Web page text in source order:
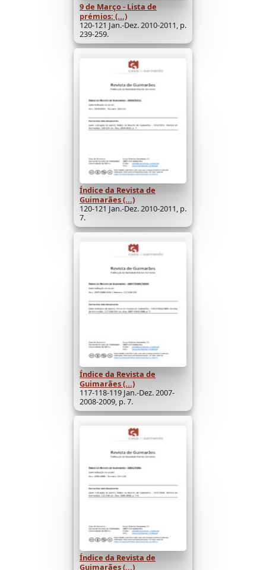
9 de Março - Lista de
prémios: (...)
120-121 Jan.-Dez. 2010-2011, p.
239-259.
Índice da Revista de
Guimarães (...)
120-121 Jan.-Dez. 2010-2011, p.
7.
Índice da Revista de
Guimarães (...)
117-118-119 Jan.-Dez. 2007-
2008-2009, p. 7.
Índice da Revista de
Guimarães (...)